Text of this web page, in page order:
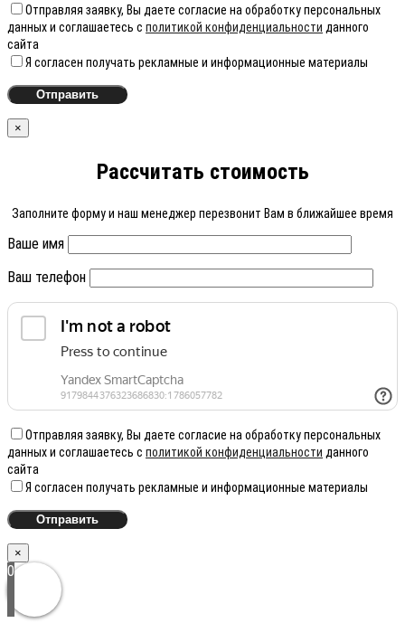
Отправляя заявку, Вы даете согласие на обработку персональных
данных и соглашаетесь с политикой конфиденциальности данного
сайта
Я согласен получать рекламные и информационные материалы
×
Рассчитать стоимость
Заполните форму и наш менеджер перезвонит Вам в ближайшее время
Ваше имя
Ваш телефон
Отправляя заявку, Вы даете согласие на обработку персональных
данных и соглашаетесь с политикой конфиденциальности данного
сайта
Я согласен получать рекламные и информационные материалы
×
0